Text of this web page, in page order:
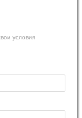
условия